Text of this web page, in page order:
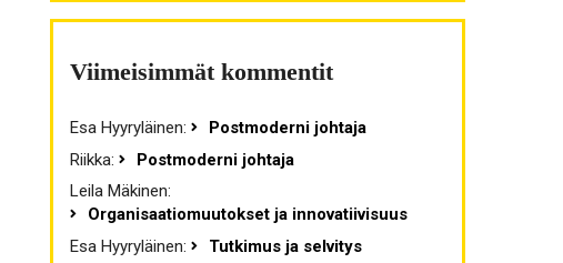
Viimeisimmät kommentit
Esa Hyyryläinen:
Postmoderni johtaja
Riikka:
Postmoderni johtaja
Leila Mäkinen:
Organisaatiomuutokset ja innovatiivisuus
Esa Hyyryläinen:
Tutkimus ja selvitys